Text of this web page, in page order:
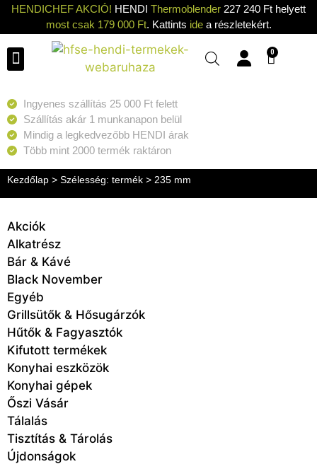
HENDICHEF AKCIÓ! HENDI Thermoblender 227 240 Ft helyett
most csak 179 000 Ft. Kattints idea részletekért.
0
Ingyenes szállítás 25 000 Ft felett
Szállítás akár 1 munkanapon belül
Mindig a legkedvezőbb HENDI árak
Több mint 2000 termék raktáron
Kezdőlap > Szélesség: termék > 235 mm
Akciók
Alkatrész
Bár & Kávé
Black November
Egyéb
Grillsütők & Hősugárzók
Hűtők & Fagyasztók
Kifutott termékek
Konyhai eszközök
Konyhai gépek
Őszi Vásár
Tálalás
Tisztítás & Tárolás
Újdonságok